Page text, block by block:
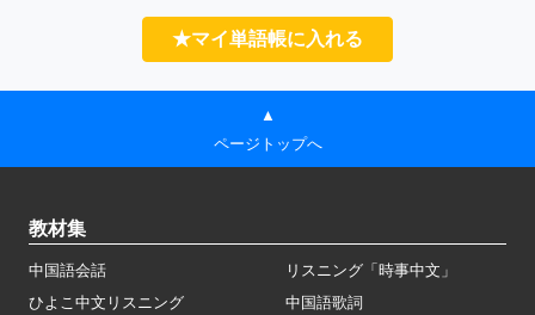
★マイ単語帳に入れる
▲
ページトップへ
教材集
中国語会話
リスニング「時事中文」
ひよこ中文リスニング
中国語歌詞